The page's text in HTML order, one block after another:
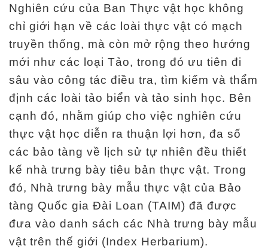
Nghiên cứu của Ban Thực vật học không
chỉ giới hạn về các loài thực vật có mạch
truyền thống, mà còn mở rộng theo hướng
mới như các loại Tảo, trong đó ưu tiên đi
sâu vào công tác điều tra, tìm kiếm và thẩm
định các loài tảo biển và tảo sinh học. Bên
cạnh đó, nhằm giúp cho việc nghiên cứu
thực vật học diễn ra thuận lợi hơn, đa số
các bảo tàng về lịch sử tự nhiên đều thiết
kế nhà trưng bày tiêu bản thực vật. Trong
đó, Nhà trưng bày mẫu thực vật của Bảo
tàng Quốc gia Đài Loan (TAIM) đã được
đưa vào danh sách các Nhà trưng bày mẫu
vật trên thế giới (Index Herbarium).